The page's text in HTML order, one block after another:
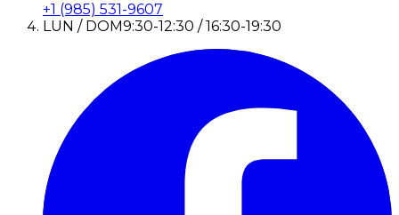
+1 (985) 531-9607
LUN / DOM9:30-12:30 / 16:30-19:30